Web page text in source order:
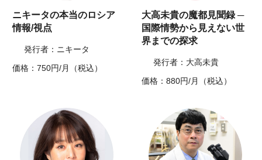
ニキータの本当のロシア
情報/視点
発行者：ニキータ
価格：750円/月（税込）
大高未貴の魔都見聞録 ─
国際情勢から見えない世
界までの探求
発行者：大高未貴
価格：880円/月（税込）